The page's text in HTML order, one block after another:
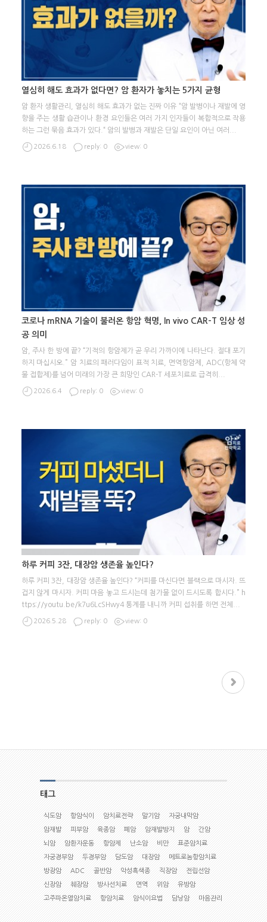
열심히 해도 효과가 없다면? 암 환자가 놓치는 5가지 균형
암 환자 생활관리, 열심히 해도 효과가 없는 진짜 이유 “암 발병이나 재발에 영
향을 주는 생활 습관이나 환경 요인들은 여러 가지 인자들이 복합적으로 작용
하는 그런 묶음 효과가 있다.“ 암의 발병과 재발은 단일 요인이 아닌 여러
2026.6.18 reply: 0 view: 0
코로나 mRNA 기술이 불러온 항암 혁명, In vivo CAR-T 임상 성
공 의미
암, 주사 한 방에 끝? “기적의 항암제가 곧 우리 가까이에 나타난다. 절대 포기
하지 마십시오.” 암 치료의 패러다임이 표적 치료, 면역항암제, ADC(항체 약
물 접합제)를 넘어 미래의 가장 큰 희망인 CAR-T 세포치료로 급격히
2026.6.4 reply: 0 view: 0
하루 커피 3잔, 대장암 생존율 높인다?
하루 커피 3잔, 대장암 생존율 높인다? “커피를 마신다면 블랙으로 마시자. 뜨
겁지 않게 마시자. 커피 마음 놓고 드시는데 첨가물 없이 드시도록 합시다.” h
ttps://youtu.be/k7u6LcSHwy4 통계를 내니까 커피 섭취를 하면 전체
2026.5.28 reply: 0 view: 0
다음
태그
식도암 항암식이 암치료전략 말기암 자궁내막암
암재발 피부암 육종암 폐암 암재발방지 암 간암
뇌암 암환자운동 항암제 난소암 비만 표준암치료
자궁경부암 두경부암 담도암 대장암 메트로놈항암치료
방광암 ADC 골반암 악성흑색종 직장암 전립선암
신장암 췌장암 방사선치료 면역 위암 유방암
고주파온열암치료 항암치료 암식이요법 담낭암 마음관리